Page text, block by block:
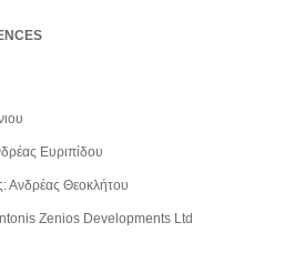
Ευριπίδου
Ανδρέας Θεοκλήτου
Zenios Developments Ltd